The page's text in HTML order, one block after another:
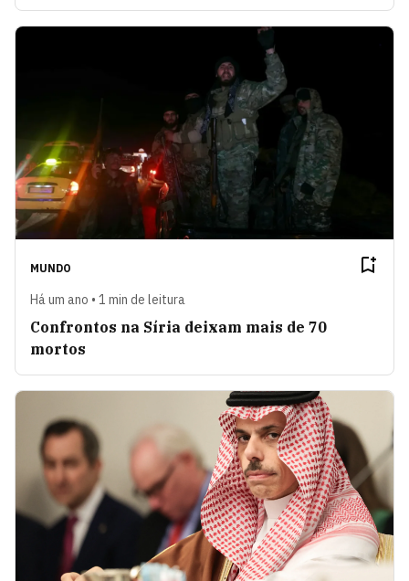
MUNDO
Há um ano • 1 min de leitura
Confrontos na Síria deixam mais de 70
mortos